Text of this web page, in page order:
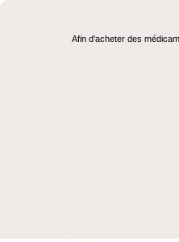
Afin d'acheter des